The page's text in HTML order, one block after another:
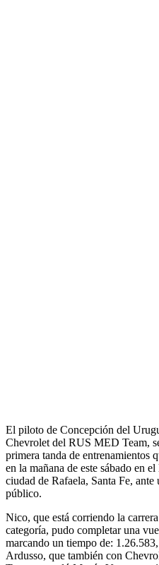
El piloto de Concepción del
Chevrolet del RUS MED Team,
primera tanda de entrenamientos
en la mañana de este sábado en
ciudad de Rafaela, Santa Fe,
público.
Nico, que está corriendo la
categoría, pudo completar una
marcando un tiempo de:
Ardusso, que también con